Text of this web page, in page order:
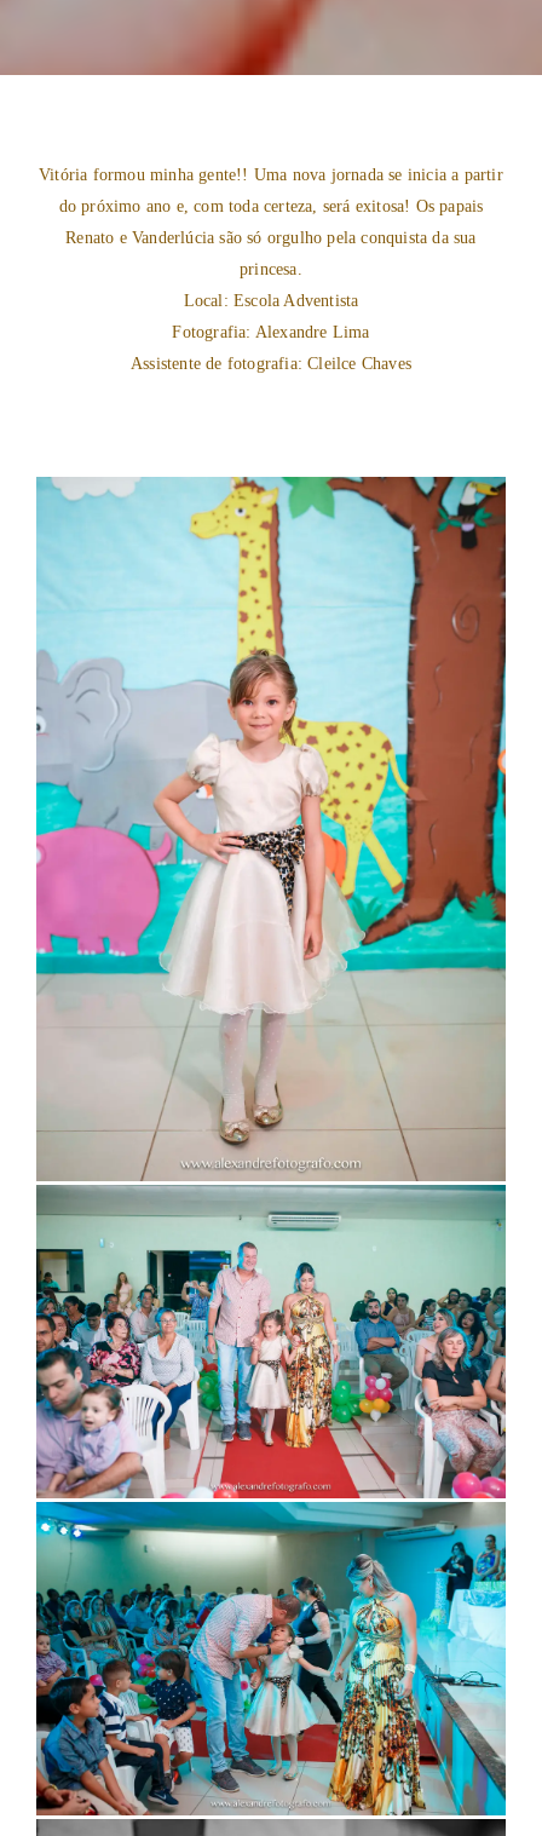
Vitória formou minha gente!! Uma nova jornada se inicia a partir
do próximo ano e, com toda certeza, será exitosa! Os papais
Renato e Vanderlúcia são só orgulho pela conquista da sua
princesa.
Local: Escola Adventista
Fotografia: Alexandre Lima
Assistente de fotografia: Cleilce Chaves